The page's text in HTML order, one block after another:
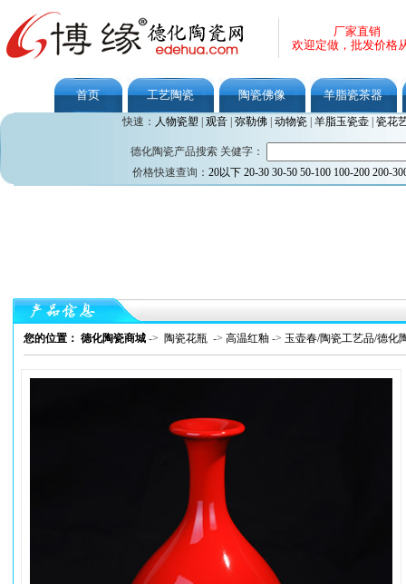
厂家直销
欢迎定做，批发价格
首页 工艺陶瓷 陶瓷佛像 羊脂瓷茶器
快速： 人物瓷塑 观音| 弥勒佛| 动物瓷| 羊脂玉瓷壶| 瓷花
德化陶瓷产品搜索 关健字：
价格快速查询： 20以下 20-30 30-50 50-100 100-200 200-
您的位置： 德化陶瓷商城 -> 陶瓷花瓶 -> 高温红釉 -> 玉壶春/陶瓷工艺品/德化